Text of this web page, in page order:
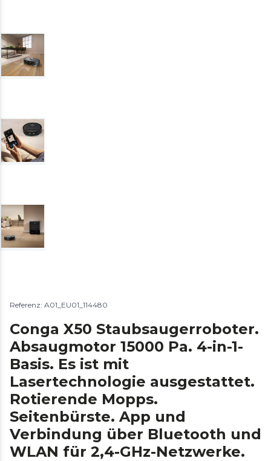
Referenz: A01_EU01_114480
Conga X50 Staubsaugerroboter.
Absaugmotor 15000 Pa. 4-in-1-
Basis. Es ist mit
Lasertechnologie ausgestattet.
Rotierende Mopps.
Seitenbürste. App und
Verbindung über Bluetooth und
WLAN für 2,4-GHz-Netzwerke.